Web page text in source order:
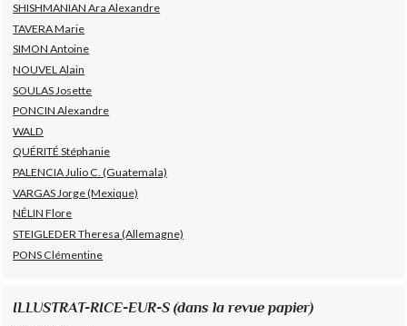
SHISHMANIAN Ara Alexandre
TAVERA Marie
SIMON Antoine
NOUVEL Alain
SOULAS Josette
PONCIN Alexandre
WALD
QUÉRITÉ Stéphanie
PALENCIA Julio C. (Guatemala)
VARGAS Jorge (Mexique)
NÉLIN Flore
STEIGLEDER Theresa (Allemagne)
PONS Clémentine
ILLUSTRAT-RICE-EUR-S (dans la revue papier)